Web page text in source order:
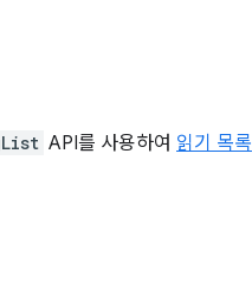
API를 사용하여 읽기 목록